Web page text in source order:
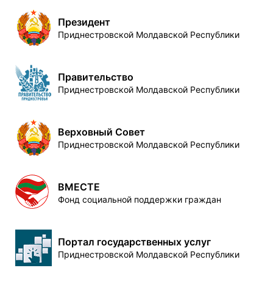
Президент
Приднестровской Молдавской Республики
Правительство
Приднестровской Молдавской Республики
Верховный Совет
Приднестровской Молдавской Республики
ВМЕСТЕ
Фонд социальной поддержки граждан
Портал государственных услуг
Приднестровской Молдавской Республики